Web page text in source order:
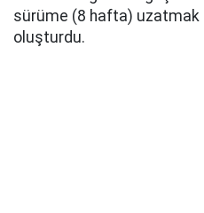
sürüme (8 hafta) uzatmak
oluşturdu.